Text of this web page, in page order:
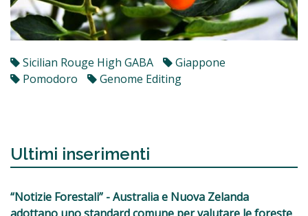
Sicilian Rouge High GABA
Giappone
Pomodoro
Genome Editing
Ultimi inserimenti
“Notizie Forestali” - Australia e Nuova Zelanda